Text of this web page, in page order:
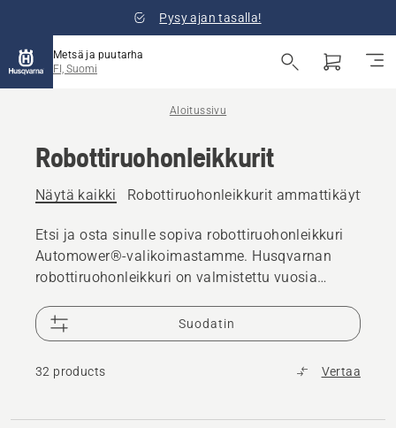
Pysy ajan tasalla!
Metsä ja puutarha
FI, Suomi
Aloitussivu
Robottiruohonleikkurit
Näytä kaikki Robottiruohonleikkurit ammattikäyttöön
Etsi ja osta sinulle sopiva robottiruohonleikkuri
Automower®-valikoimastamme. Husqvarnan
robottiruohonleikkuri on valmistettu vuosia
Robottiruohonleikkurin osia on saatavilla yli 10
vuotta, ja 25 000 jälleenmyyjää ympäri maailmaa
ovat valmiita auttamaan, jos tarvitset tukea.
Suodatin
32 products Vertaa